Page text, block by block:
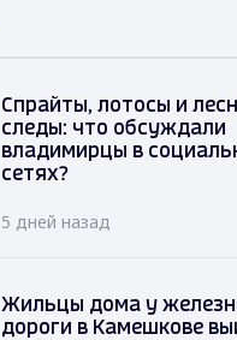
Спрайты, лотосы и
следы: что обсуждали
владимирцы в
сетях?
5 дней назад
Жильцы дома у
дороги в Камешкове